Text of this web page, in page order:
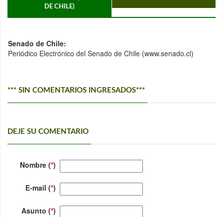
DE CHILE)
Senado de Chile:
Periódico Electrónico del Senado de Chile (www.senado.cl)
*** SIN COMENTARIOS INGRESADOS***
DEJE SU COMENTARIO
Nombre (*)
E-mail (*)
Asunto (*)